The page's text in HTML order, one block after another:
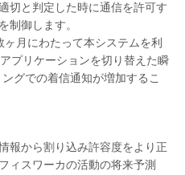
切と判定した時に通信を許可す
制御します。
月にわたって本システムを利
プリケーションを切り替えた瞬
グでの着信通知が増加するこ
報から割り込み許容度をより正
ィスワーカの活動の将来予測